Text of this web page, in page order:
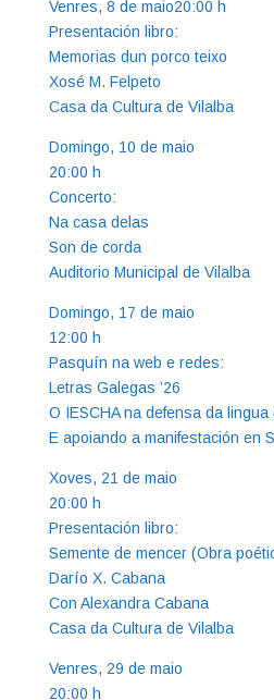
Venres, 8 de maio20:00 h
Presentación libro:
Memorias dun porco teixo
Xosé M. Felpeto
Casa da Cultura de Vilalba
Domingo, 10 de maio
20:00 h
Concerto:
Na casa delas
Son de corda
Auditorio Municipal de Vilalba
Domingo, 17 de maio
12:00 h
Pasquín na web e redes:
Letras Galegas ’26
O IESCHA na defensa da lingua
E apoiando a manifestación en
Xoves, 21 de maio
20:00 h
Presentación libro:
Semente de mencer (Obra
Darío X. Cabana
Con Alexandra Cabana
Casa da Cultura de Vilalba
Venres, 29 de maio
20:00 h